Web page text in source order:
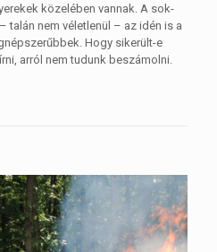
közelében vannak. A sok-
nem véletlenül – az idén is a
Hogy sikerült-e
arról nem tudunk beszámolni.